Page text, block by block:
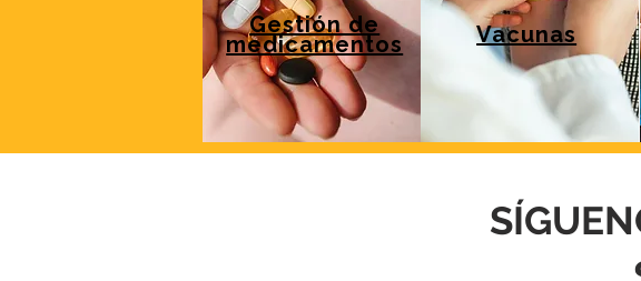
Gestión de
medicamentos Vacunas